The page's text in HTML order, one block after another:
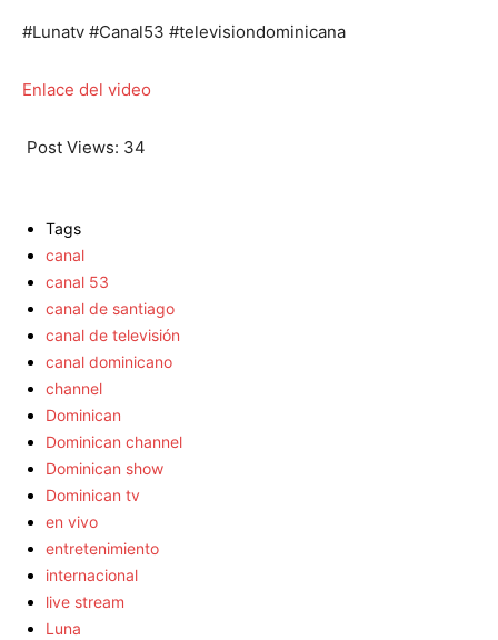
#Lunatv #Canal53 #televisiondominicana
Enlace del video
Post Views: 34
Tags
canal
canal 53
canal de santiago
canal de televisión
canal dominicano
channel
Dominican
Dominican channel
Dominican show
Dominican tv
en vivo
entretenimiento
internacional
live stream
Luna